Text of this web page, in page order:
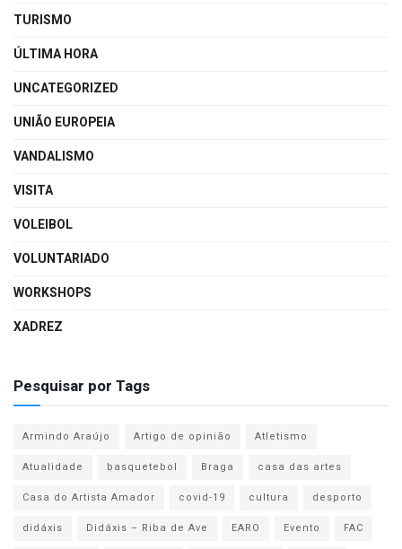
TURISMO
ÚLTIMA HORA
UNCATEGORIZED
UNIÃO EUROPEIA
VANDALISMO
VISITA
VOLEIBOL
VOLUNTARIADO
WORKSHOPS
XADREZ
Pesquisar por Tags
Armindo Araújo Artigo de opinião
Atletismo
Atualidade
basquetebol Braga
casa das artes
Casa do Artista Amador
covid-19 cultura
desporto
didáxis
Didáxis – Riba de Ave EARO Evento
FAC